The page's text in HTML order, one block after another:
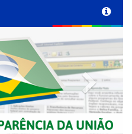
Next